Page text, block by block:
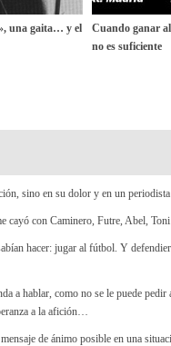
una gaita… y el
Cuando ganar
no es suficiente
sino en su dolor y en un periodista
cayó con Caminero, Futre, Abel,
hacer: jugar al fútbol. Y
a hablar, como no se le puede
a la afición…
de ánimo posible en una